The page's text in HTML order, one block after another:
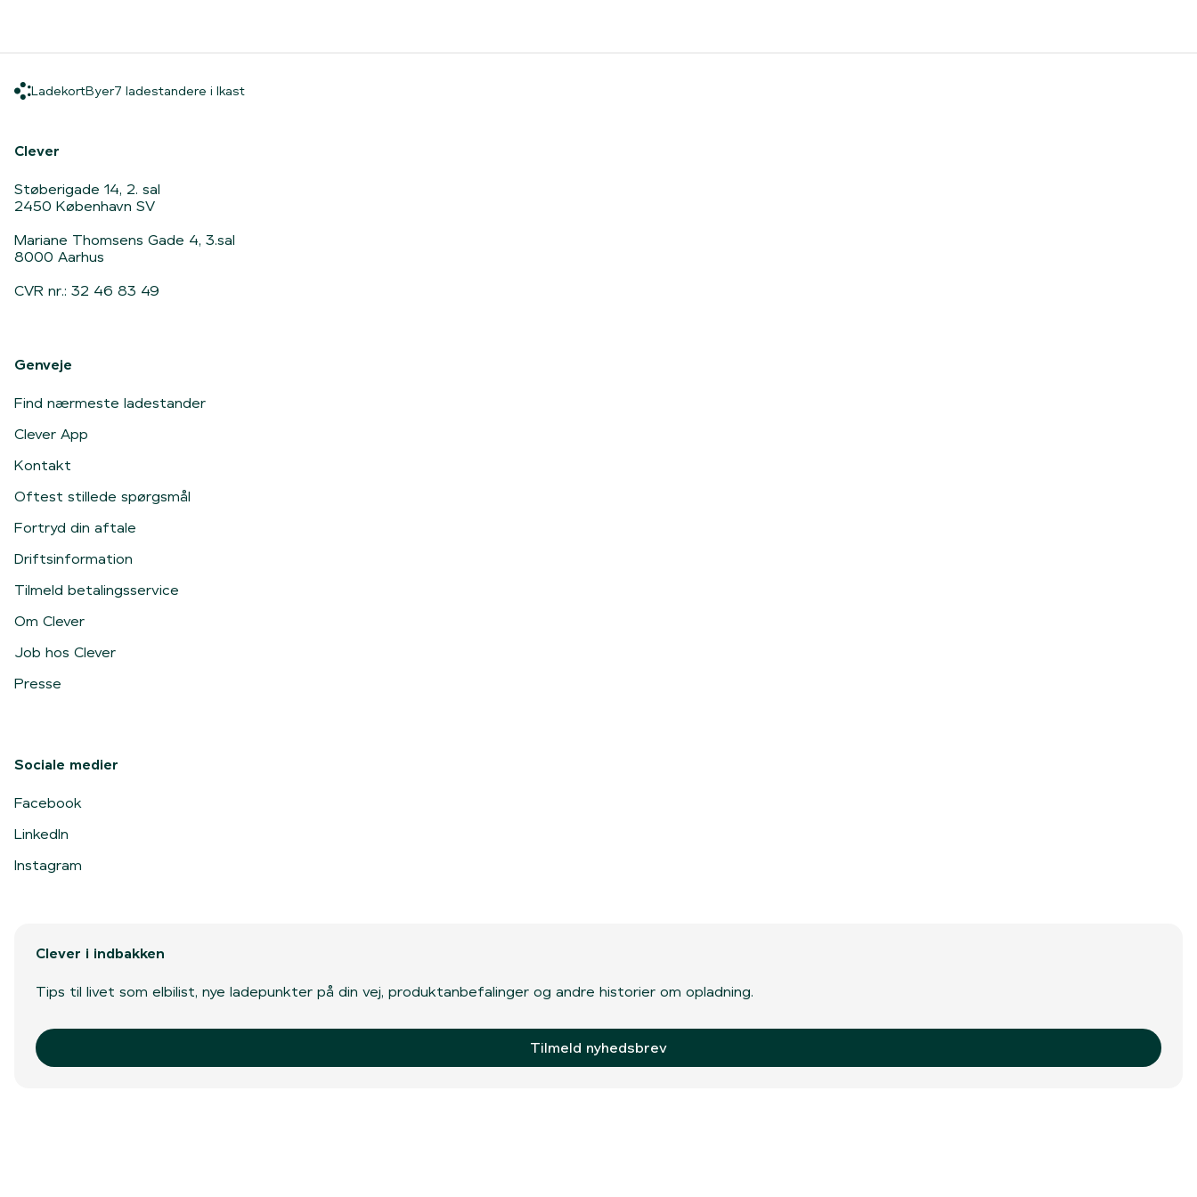
LadekortLadekort
ByerByer
7 ladestandere i Ikast7 ladestandere i Ikast
Clever
Støberigade 14, 2. sal
2450 København SV
Mariane Thomsens Gade 4, 3.sal
8000 Aarhus
CVR nr.: 32 46 83 49
Genveje
Find nærmeste ladestander
Clever App
Kontakt
Oftest stillede spørgsmål
Fortryd din aftale
Driftsinformation
Tilmeld betalingsservice
Om Clever
Job hos Clever
Presse
Sociale medier
Facebook
LinkedIn
Instagram
Clever i indbakken
Tips til livet som elbilist, nye ladepunkter på din vej, produktanbefalinger og andre historier om opladning.
Tilmeld nyhedsbrev